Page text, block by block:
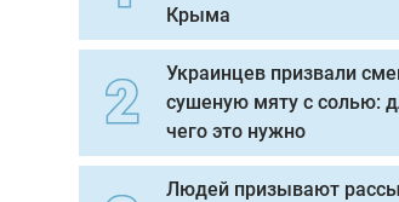
Крыма
Украинцев призвали
сушеную мяту с солью:
чего это нужно
Людей призывают